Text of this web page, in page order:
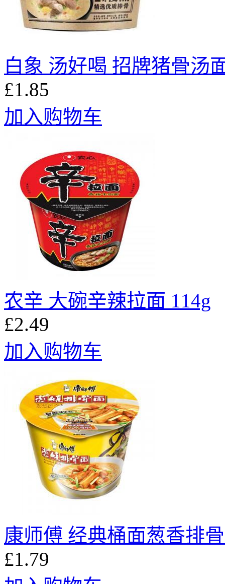
白象 汤好喝 招牌猪骨汤
£1.85
加入购物车
农辛 大碗辛辣拉面 114g
£2.49
加入购物车
康师傅 经典桶面葱香排
£1.79